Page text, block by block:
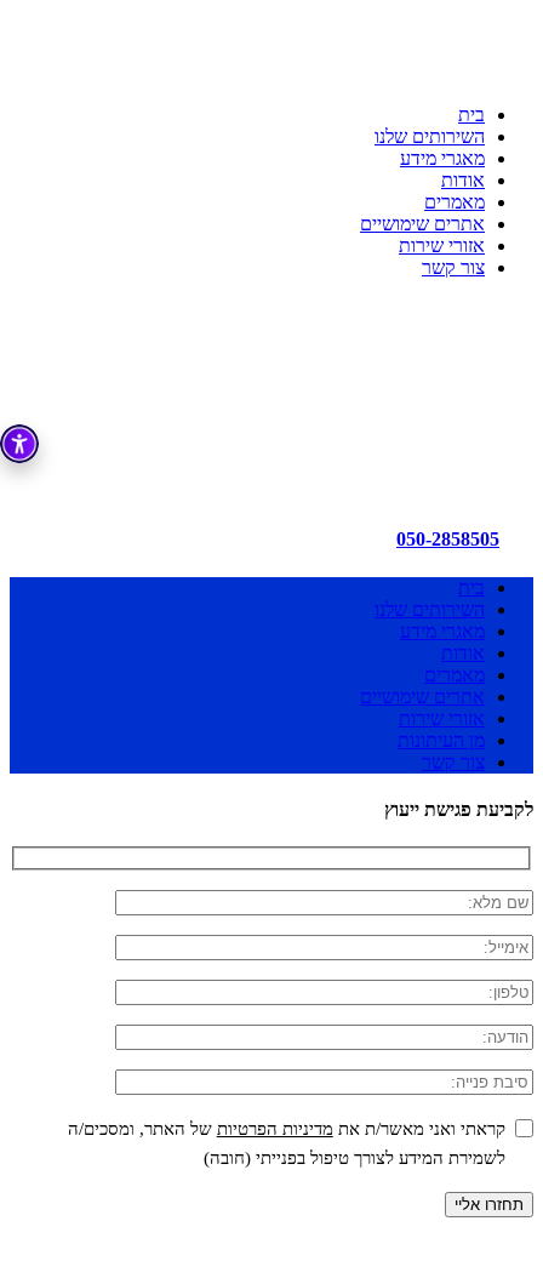
בית
השירותים שלנו
מאגרי מידע
אודות
מאמרים
אתרים שימושיים
אזורי שירות
צור קשר
050-2858505
בית
השירותים שלנו
מאגרי מידע
אודות
מאמרים
אתרים שימושיים
אזורי שירות
מן העיתונות
צור קשר
לקביעת פגישת ייעוץ
קראתי ואני מאשר/ת את מדיניות הפרטיות של האתר, ומסכים/ה
לשמירת המידע לצורך טיפול בפנייתי (חובה)